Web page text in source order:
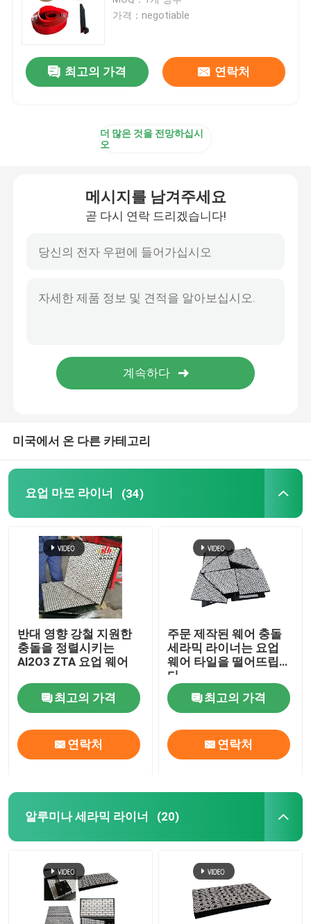
요업 도르래 지체
컨베이어 벨트차 지체
컨베이어 충격봉
컨베이어 영향 베드
폴리우레탄 쉬트
요업 웨어 타일
컨베이어 벨트 크리너
가격：negotiable
최고의 가격 연락처
더 많은 것을 전망하십시
오
메시지를 남겨주세요
곧 다시 연락 드리겠습니다!
미국에서 온 다른 카테고리
요업 마모 라이너 (34)
반대 영향 강철 지원한
충돌을 정렬시키는
Al2O3 ZTA 요업 웨어
최고의 가격
연락처
주문 제작된 웨어 충돌
세라믹 라이너는 요업
웨어 타일을 떨어뜨립니
다
최고의 가격
연락처
알루미나 세라믹 라이너 (20)